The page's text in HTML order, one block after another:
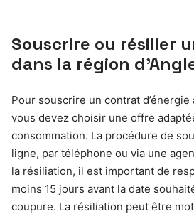
Souscrire ou résilier
dans la région
Pour souscrire un contrat d’énergie
vous devez choisir une offre
consommation. La procédure de
ligne, par téléphone ou via une
la résiliation, il est important de
moins 15 jours avant la date
coupure. La résiliation peut être